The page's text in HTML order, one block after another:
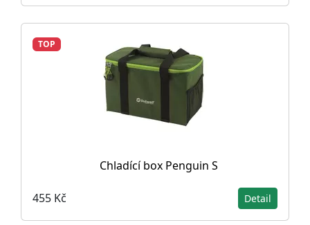
TOP
Chladící box Penguin S
455 Kč Detail